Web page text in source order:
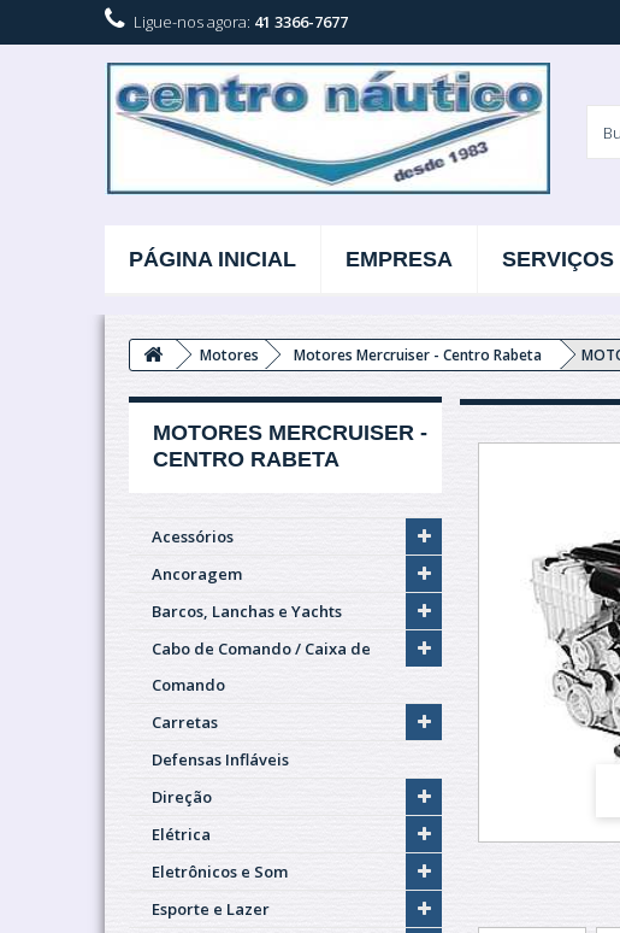
Ligue-nos agora: 41 3366-7677
PÁGINA INICIAL EMPRESA SERVIÇOS
Motores Motores Mercruiser - Centro Rabeta
MOTORES MERCRUISER -
CENTRO RABETA
Acessórios
Ancoragem
Barcos, Lanchas e Yachts
Cabo de Comando / Caixa de
Comando
Carretas
Defensas Infláveis
Direção
Elétrica
Eletrônicos e Som
Esporte e Lazer